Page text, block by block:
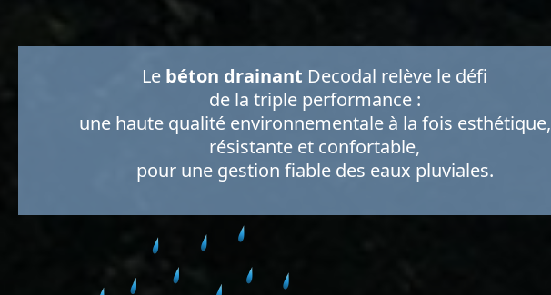
Le béton drainant Decodal relève le défi
de la triple performance :
une haute qualité environnementale à la fois esthétique,
résistante et confortable,
pour une gestion fiable des eaux pluviales.